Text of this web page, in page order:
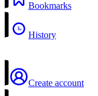
Bookmarks
History
Create account